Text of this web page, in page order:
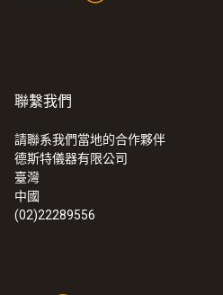
聯繫我們
請聯系我們當地的合作夥伴
德斯特儀器有限公司
臺灣
中國
(02)22289556